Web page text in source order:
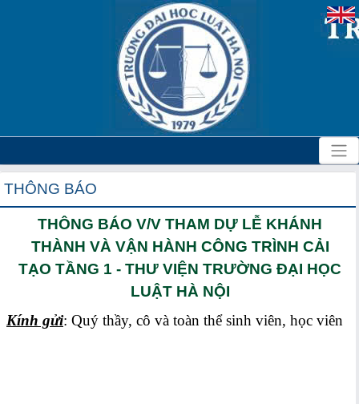
THÔNG BÁO
THÔNG BÁO V/V THAM DỰ LỄ KHÁNH
THÀNH VÀ VẬN HÀNH CÔNG TRÌNH CẢI
TẠO TẦNG 1 - THƯ VIỆN TRƯỜNG ĐẠI HỌC
LUẬT HÀ NỘI
Kính gửi: Quý thầy, cô và toàn thể sinh viên, học viên